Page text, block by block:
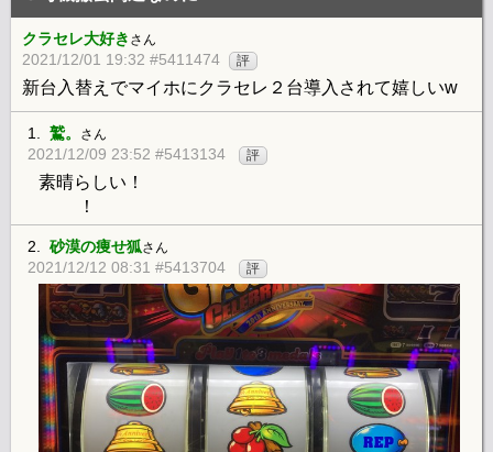
クラセレ大好き さん
2021/12/01 19:32 #5411474 評
新台入替えでマイホにクラセレ２台導入されて嬉しいw
1. 鷲。 さん
2021/12/09 23:52 #5413134 評
素晴らしい！
！
2. 砂漠の痩せ狐さん
2021/12/12 08:31 #5413704 評